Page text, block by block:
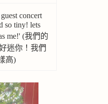
concert
so tiny! lets
me!' (我們的
迷你！我們
高)